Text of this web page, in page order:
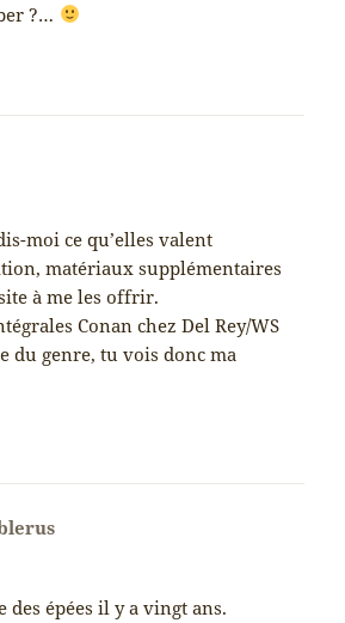
?…
moi ce qu’elles valent
matériaux supplémentaires
à me les offrir.
Conan chez Del Rey/WS
du genre, tu vois donc ma
des épées il y a vingt ans.